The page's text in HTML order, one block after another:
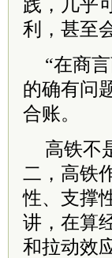
践，几乎
利，甚至
“在商
的确有问
合账。
高铁不
二，高铁
性、支撑
讲，在算
和拉动效